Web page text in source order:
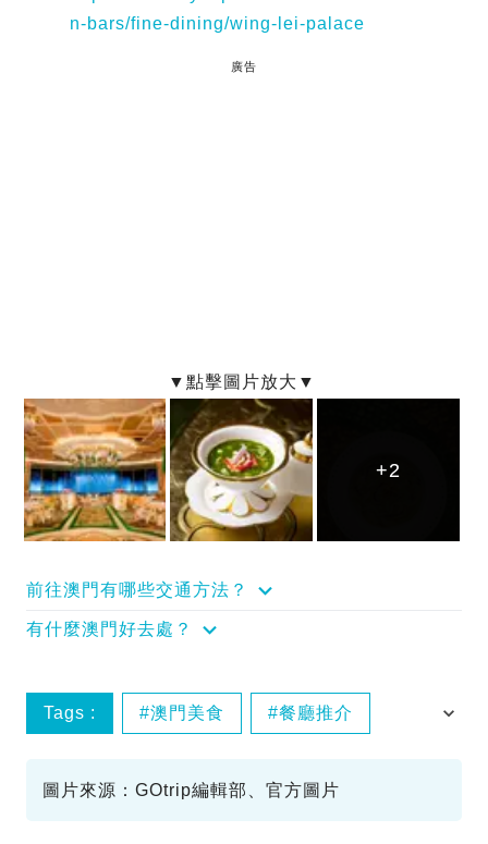
n-bars/fine-dining/wing-lei-palace
廣告
+2
+2
+2
前往澳門有哪些交通方法？
有什麼澳門好去處？
Tags : 澳門美食 餐廳推介
圖片來源：GOtrip編輯部、官方圖片